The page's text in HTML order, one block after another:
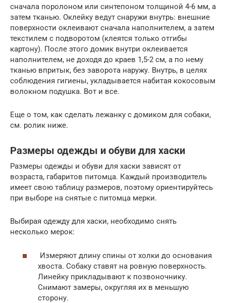
сначала поролоном или синтепоном толщиной 4-6 мм, а
затем тканью. Оклейку ведут снаружи внутрь: внешние
поверхности оклеивают сначала наполнителем, а затем
текстилем с подворотом (клеятся только отгибы
картону). После этого домик внутри оклеивается
наполнителем, не доходя до краев 1,5-2 см, а по нему
тканью впритык, без заворота наружу. Внутрь, в целях
соблюдения гигиены, укладывается набитая кокосовым
волокном подушка. Вот и все.
Еще о том, как сделать лежанку с домиком для собаки,
см. ролик ниже.
Размеры одежды и обуви для хаски
Размеры одежды и обуви для хаски зависят от
возраста, габаритов питомца. Каждый производитель
имеет свою таблицу размеров, поэтому ориентируйтесь
при выборе на снятые с питомца мерки.
Выбирая одежду для хаски, необходимо снять
несколько мерок:
Измеряют длину спины от холки до основания
хвоста. Собаку ставят на ровную поверхность.
Линейку прикладывают к позвоночнику.
Снимают замеры, округляя их в меньшую
сторону.